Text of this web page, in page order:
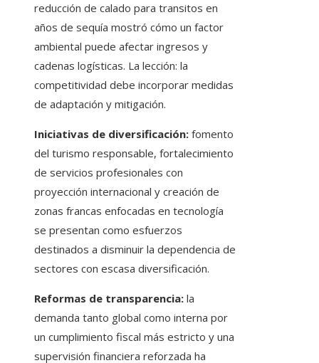
reducción de calado para transitos en
años de sequía mostró cómo un factor
ambiental puede afectar ingresos y
cadenas logísticas. La lección: la
competitividad debe incorporar medidas
de adaptación y mitigación.
Iniciativas de diversificación: fomento
del turismo responsable, fortalecimiento
de servicios profesionales con
proyección internacional y creación de
zonas francas enfocadas en tecnología
se presentan como esfuerzos
destinados a disminuir la dependencia de
sectores con escasa diversificación.
Reformas de transparencia: la
demanda tanto global como interna por
un cumplimiento fiscal más estricto y una
supervisión financiera reforzada ha